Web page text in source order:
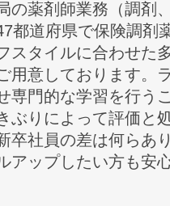
の薬剤師業務（調剤
都道府県で保険調剤
スタイルに合わせた
用意しております。
専門的な学習を行う
ぶりによって評価と
卒社員の差は何らあ
アップしたい方も安